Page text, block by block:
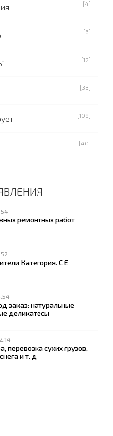
[4]
[6]
[12]
[33]
[109]
[40]
ремонтных работ
Категория. С Е
заказ: натуральные
деликатесы
перевозка сухих грузов,
и т. д